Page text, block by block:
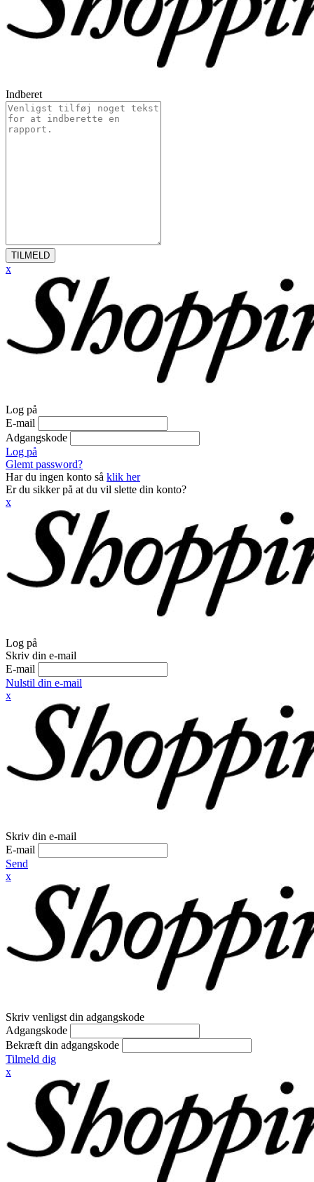
Indberet
TILMELD
x
Log på
E-mail
Adgangskode
Log på
Glemt password?
Har du ingen konto så klik her
Er du sikker på at du vil slette din konto?
x
Log på
Skriv din e-mail
E-mail
Nulstil din e-mail
x
Skriv din e-mail
E-mail
Send
x
Skriv venligst din adgangskode
Adgangskode
Bekræft din adgangskode
Tilmeld dig
x